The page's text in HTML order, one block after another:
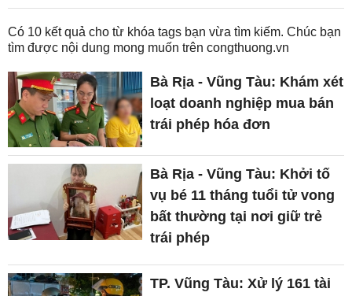
Có 10 kết quả cho từ khóa tags bạn vừa tìm kiếm. Chúc bạn
tìm được nội dung mong muốn trên congthuong.vn
Bà Rịa - Vũng Tàu: Khám xét
loạt doanh nghiệp mua bán
trái phép hóa đơn
Bà Rịa - Vũng Tàu: Khởi tố
vụ bé 11 tháng tuổi tử vong
bất thường tại nơi giữ trẻ
trái phép
TP. Vũng Tàu: Xử lý 161 tài